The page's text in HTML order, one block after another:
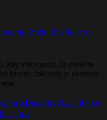
2: On the Beach –
kdy máte pocit, že chodíte
Marsu, tak tady je pestrost
hra Dead by Daylight se